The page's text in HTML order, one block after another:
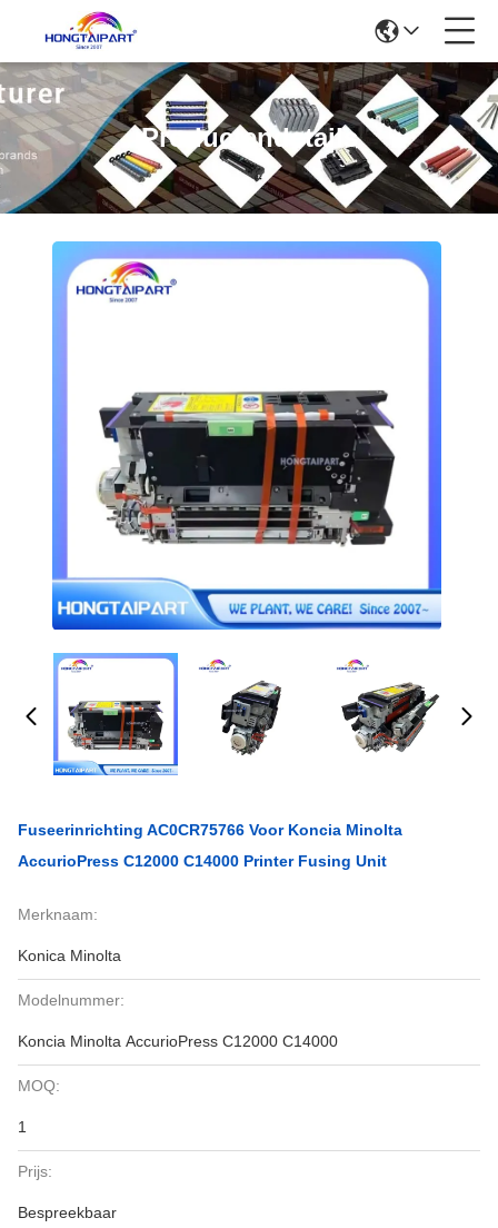
Productendetails
Fuseerinrichting AC0CR75766 Voor Koncia Minolta
AccurioPress C12000 C14000 Printer Fusing Unit
Merknaam:
Konica Minolta
Modelnummer:
Koncia Minolta AccurioPress C12000 C14000
MOQ:
1
Prijs:
Bespreekbaar